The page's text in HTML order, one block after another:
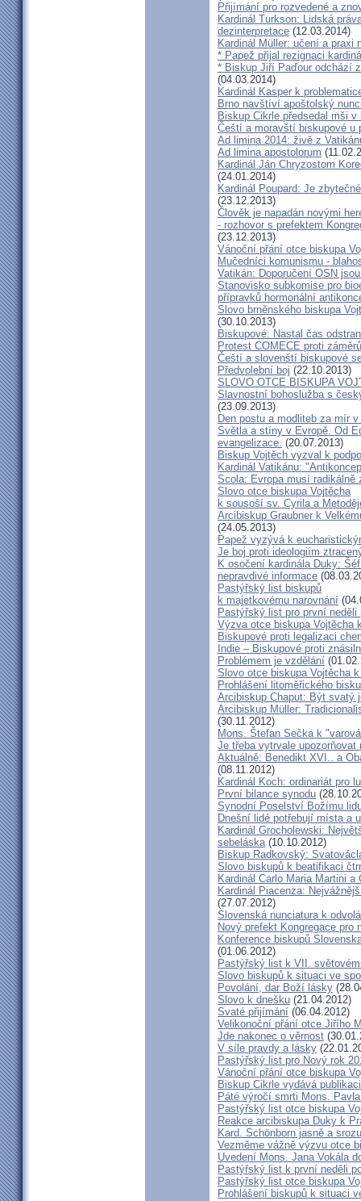
Přijímání pro rozvedené a
Kardinál Turkson: Lidská
dezinterpretace (12.03.2014)
Kardinál Müller: učení a praxi
* Papež přijal rezignaci
* Biskup Jiří Paďour odchází
(04.03.2014)
Kardinál Kasper k
Brno navštíví apoštolský
Biskup Cikrle předsedal mši
Čeští a moravští biskupové u
Ad limina 2014: živě z
Ad limina apostolorum
Kardinál Ján Chryzostom
(24.01.2014)
Kardinál Poupard: Je
(23.12.2013)
Člověk je napadán novými
- rozhovor s prefektem
(23.12.2013)
Vánoční přání otce biskupa
Mučedníci komunismu -
Vatikán: Doporučení OSN
Stanovisko subkomise pro
přípravků hormonální
Slovo brněnského biskupa
(30.10.2013)
Biskupové: Nastal čas
Protest COMECE proti
Čeští a slovenští biskupové
Předvolební boj (22.10.2013)
SLOVO OTCE BISKUPA
Slavnostní bohoslužba s
(23.09.2013)
Den postu a modliteb za mír
Světla a stíny v Evropě. Od
evangelizace. (20.07.2013)
Biskup Vojtěch vyzval k
Kardinál Vatikánu:
Scola: Evropa musí
Slovo otce biskupa Vojtěcha
k sousoší sv. Cyrila a
Arcibiskup Graubner k
(24.05.2013)
Papež vyzývá k
Je boj proti ideologiím
K osočení kardinála Duky:
nepravdivé informace
Pastýřský list biskupů
k majetkovému narovnání
Pastýřský list pro první neděli
Výzva otce biskupa Vojtěcha
Biskupové proti legalizaci
Indie – Biskupové proti
Problémem je vzdělání
Slovo otce biskupa Vojtěcha
Prohlášení litoměřického
Arcibiskup Chaput: Být svatý
Arcibiskup Müller:
(30.11.2012)
Mons. Štefan Sečka k
Je třeba vytrvale
Aktuálně: Benedikt XVI.. a
(08.11.2012)
Kardinál Koch: ordinariát pro
První bilance synodu
Synodní Poselství Božímu
Dnešní lidé potřebují místa a
Kardinál Grocholewski:
sebeláska(10.10.2012)
Biskup Radkovský:
Slovo biskupů k beatifikaci
Kardinál Carlo Maria Martini
Kardinál Piacenza:
(27.07.2012)
Slovenská nunciatura k
Nový prefekt Kongregace pro
Konference biskupů
(01.06.2012)
Pastýřský list k VII.
Slovo biskupů k situaci ve
Povolání, dar Boží lásky
Slovo k dnešku (21.04.2012)
Svaté přijímání (06.04.2012)
Velikonoční přání otce Jiřího
Jde nakonec o věrnost
V síle pravdy a lásky
Pastýřský list pro Nový rok
Vánoční přání otce biskupa
Biskup Cikrle vydává
Páté výročí smrti Mons.
Pastýřský list otce biskupa
Reakce arcibiskupa Duky k
Kard. Schönborn jasně a
Vezměme vážně výzvu otce
Uvedení Mons. Jana Vokála
Pastýřský list k první neděli
Pastýřský list otce biskupa
Prohlášení biskupů k situaci